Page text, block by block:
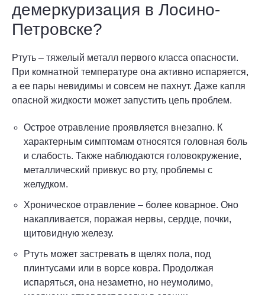
демеркуризация в Лосино-
Петровске?
Ртуть – тяжелый металл первого класса опасности.
При комнатной температуре она активно испаряется,
а ее пары невидимы и совсем не пахнут. Даже капля
опасной жидкости может запустить цепь проблем.
Острое отравление проявляется внезапно. К
характерным симптомам относятся головная боль
и слабость. Также наблюдаются головокружение,
металлический привкус во рту, проблемы с
желудком.
Хроническое отравление – более коварное. Оно
накапливается, поражая нервы, сердце, почки,
щитовидную железу.
Ртуть может застревать в щелях пола, под
плинтусами или в ворсе ковра. Продолжая
испаряться, она незаметно, но неумолимо,